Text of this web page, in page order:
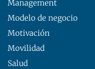
Management
Modelo de negocio
Motivación
Movilidad
Salud